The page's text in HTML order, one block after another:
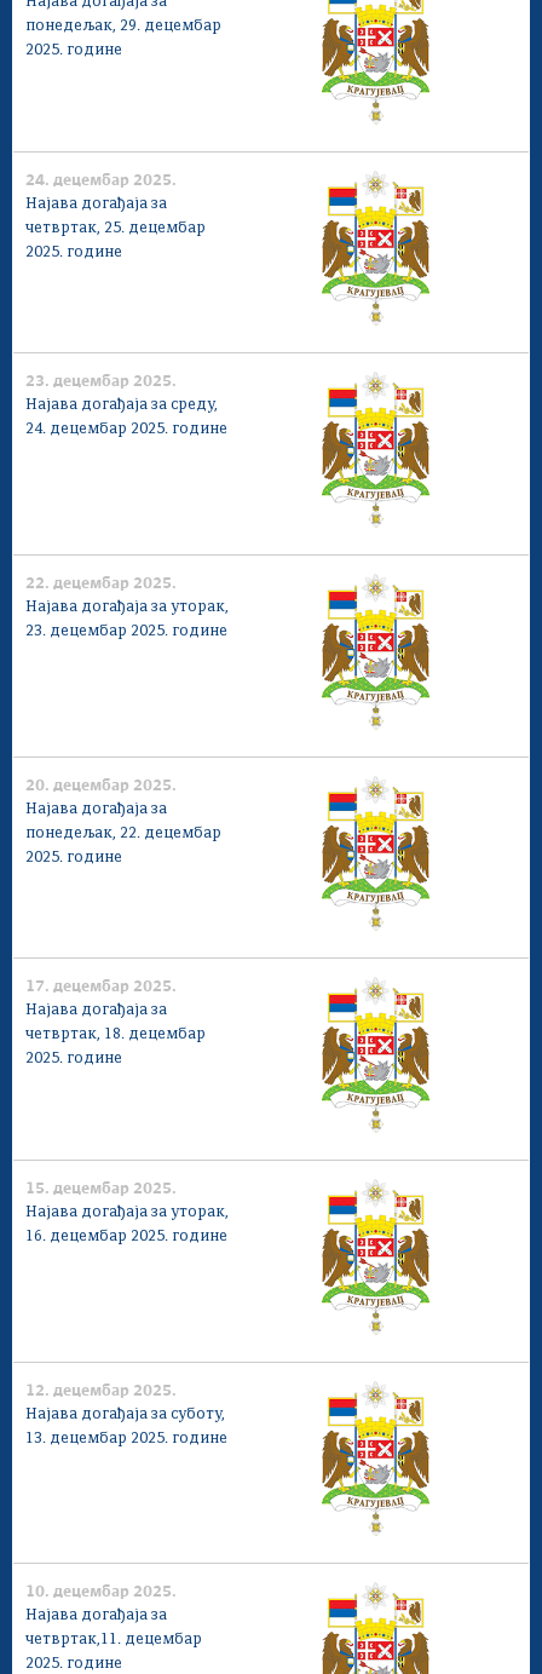
Савет за координацију послова безбедности
саобраћаја
понедељак, 29. децембар
2025. године
24. децембар 2025.
Најава догађаја за
четвртак, 25. децембар
2025. године
23. децембар 2025.
Најава догађаја за среду,
24. децембар 2025. године
22. децембар 2025.
Најава догађаја за уторак,
23. децембар 2025. године
20. децембар 2025.
Најава догађаја за
понедељак, 22. децембар
2025. године
17. децембар 2025.
Најава догађаја за
четвртак, 18. децембар
2025. године
15. децембар 2025.
Најава догађаја за уторак,
16. децембар 2025. године
12. децембар 2025.
Најава догађаја за суботу,
13. децембар 2025. године
10. децембар 2025.
Најава догађаја за
четвртак,11. децембар
2025. године